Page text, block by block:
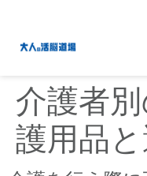
介護者
護用品と